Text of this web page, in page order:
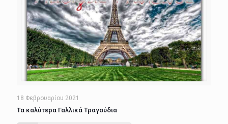
18 Φεβρουαρίου 2021
Τα καλύτερα Γαλλικά Τραγούδια